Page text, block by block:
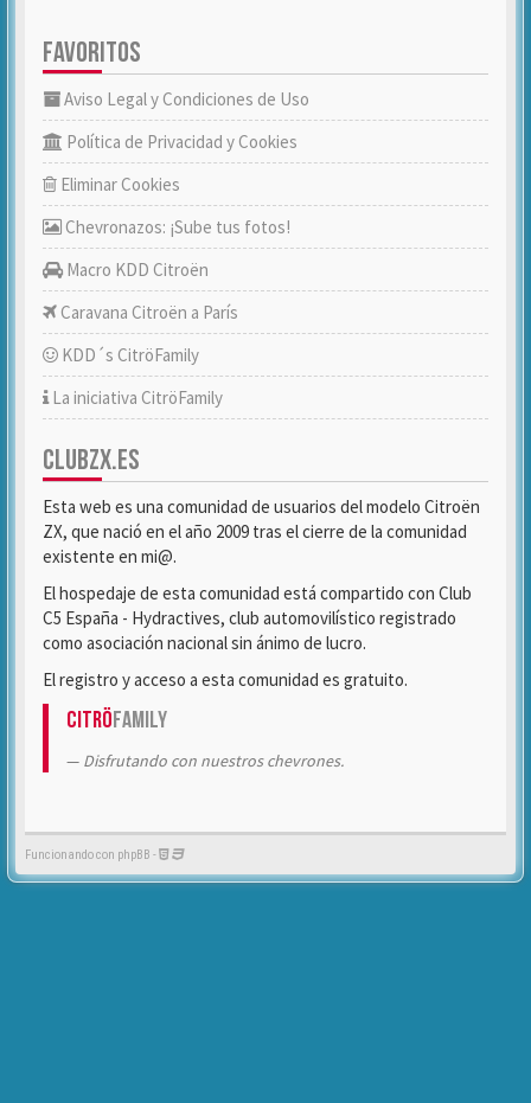
FAVORITOS
Aviso Legal y Condiciones de Uso
Política de Privacidad y Cookies
Eliminar Cookies
Chevronazos: ¡Sube tus fotos!
Macro KDD Citroën
Caravana Citroën a París
KDD´s CitröFamily
La iniciativa CitröFamily
CLUBZX.ES
Esta web es una comunidad de usuarios del modelo Citroën
ZX, que nació en el año 2009 tras el cierre de la comunidad
existente en mi@.
El hospedaje de esta comunidad está compartido con Club
C5 España - Hydractives, club automovilístico registrado
como asociación nacional sin ánimo de lucro.
El registro y acceso a esta comunidad es gratuito.
CitröFamily
Disfrutando con nuestros chevrones.
Funcionando con phpBB -